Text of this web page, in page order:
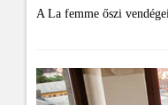
A La femme őszi